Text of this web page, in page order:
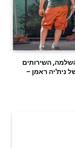
השירותים
נית'יה ראמן –